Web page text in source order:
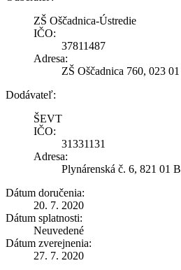
ZŠ Oščadnica-Ústredie
IČO:
37811487
Adresa:
ZŠ Oščadnica 760, 023
Dodávateľ:
ŠEVT
IČO:
31331131
Adresa:
Plynárenská č. 6, 821 01
Dátum doručenia:
20. 7. 2020
Dátum splatnosti:
Neuvedené
Dátum zverejnenia:
27. 7. 2020